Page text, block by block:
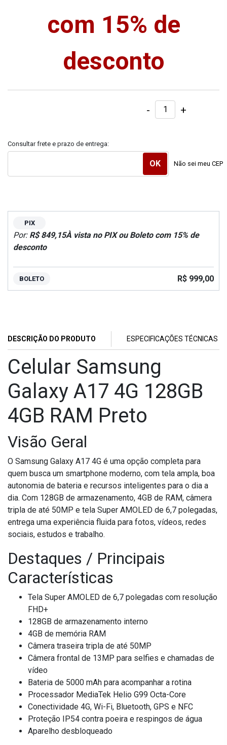
com 15% de
desconto
- +
Consultar frete e prazo de entrega:
Não sei meu CEP
PIX
Por: R$ 849,15À vista no PIX ou Boleto com 15% de
desconto
BOLETO R$ 999,00
DESCRIÇÃO DO PRODUTO ESPECIFICAÇÕES TÉCNICAS
Celular Samsung
Galaxy A17 4G 128GB
4GB RAM Preto
Visão Geral
O Samsung Galaxy A17 4G é uma opção completa para
quem busca um smartphone moderno, com tela ampla, boa
autonomia de bateria e recursos inteligentes para o dia a
dia. Com 128GB de armazenamento, 4GB de RAM, câmera
tripla de até 50MP e tela Super AMOLED de 6,7 polegadas,
entrega uma experiência fluida para fotos, vídeos, redes
sociais, estudos e trabalho.
Destaques / Principais
Características
Tela Super AMOLED de 6,7 polegadas com resolução
FHD+
128GB de armazenamento interno
4GB de memória RAM
Câmera traseira tripla de até 50MP
Câmera frontal de 13MP para selfies e chamadas de
vídeo
Bateria de 5000 mAh para acompanhar a rotina
Processador MediaTek Helio G99 Octa-Core
Conectividade 4G, Wi-Fi, Bluetooth, GPS e NFC
Proteção IP54 contra poeira e respingos de água
Aparelho desbloqueado